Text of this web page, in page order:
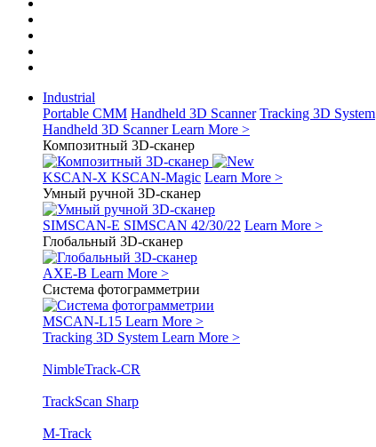
Industrial
Portable CMM Handheld 3D Scanner Tracking 3D System
Handheld 3D ScannerLearn More >
Композитный 3D-сканер
KSCAN-X KSCAN-Magic Learn More >
Умный ручной 3D-сканер
SIMSCAN-E SIMSCAN 42/30/22 Learn More >
Глобальный 3D-сканер
AXE-B Learn More >
Система фотограмметрии
MSCAN-L15 Learn More >
Tracking 3D System Learn More >
NimbleTrack-CR
TrackScan Sharp
M-Track